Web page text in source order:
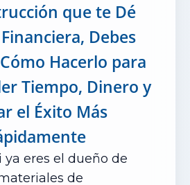
que te Dé
Debes
Hacerlo para
Tiempo, Dinero y
el Éxito Más
ya eres el dueño de
de